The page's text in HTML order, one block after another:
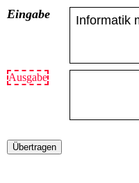
Eingabe
Ausgabe